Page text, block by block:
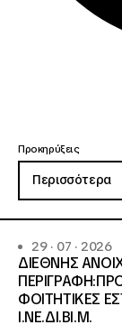
Προκηρύξεις
Περισσότερα
29 · 07 · 2026
ΔΙΕΘΝΗΣ
ΦΟΙΤΗΤΙΚΕΣ
Ι.ΝΕ.ΔΙ.ΒΙ.Μ.